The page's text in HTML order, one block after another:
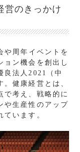
営のきっかけ
や周年イベントを
ョン機会を創出し
良法人2021（中
健康経営とは、
で考え、戦略的に
や生産性のアップ
います。